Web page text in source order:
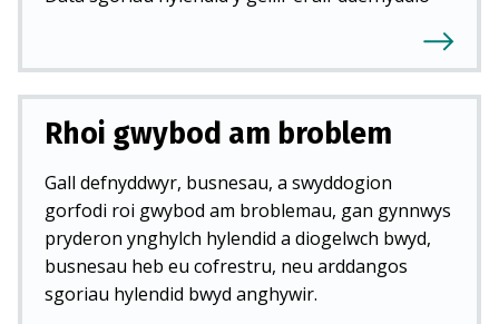
Rhoi gwybod am broblem
Gall defnyddwyr, busnesau, a swyddogion
gorfodi roi gwybod am broblemau, gan gynnwys
pryderon ynghylch hylendid a diogelwch bwyd,
busnesau heb eu cofrestru, neu arddangos
sgoriau hylendid bwyd anghywir.